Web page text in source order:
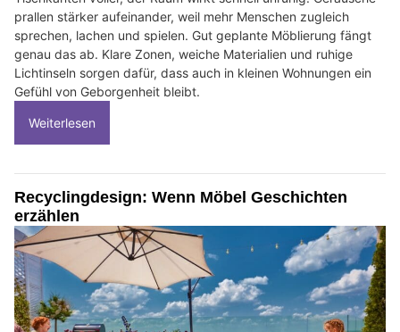
prallen stärker aufeinander, weil mehr Menschen zugleich
sprechen, lachen und spielen. Gut geplante Möblierung fängt
genau das ab. Klare Zonen, weiche Materialien und ruhige
Lichtinseln sorgen dafür, dass auch in kleinen Wohnungen ein
Gefühl von Geborgenheit bleibt.
Weiterlesen
Recyclingdesign: Wenn Möbel Geschichten
erzählen